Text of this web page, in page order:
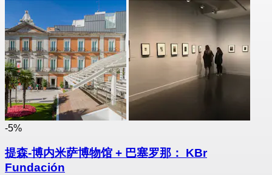
-5%
提森-博内米萨博物馆 + 巴塞罗那： KBr
Fundación